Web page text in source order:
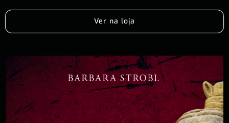
Ver na loja